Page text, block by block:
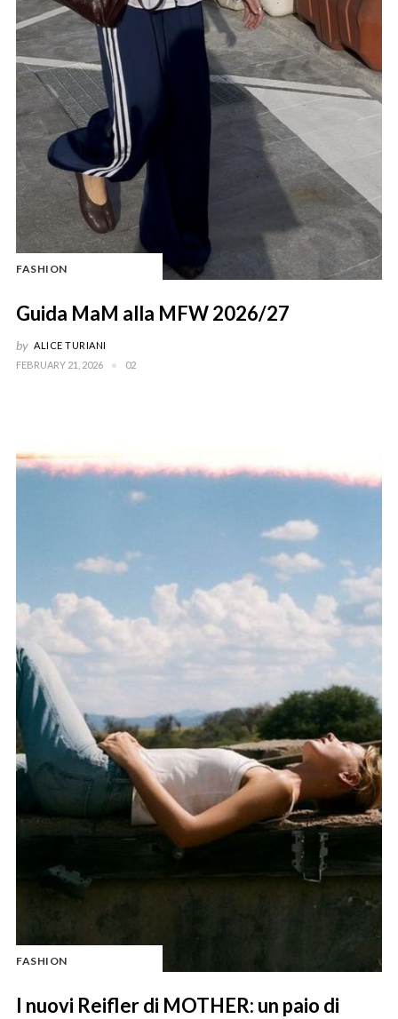
FASHION
Guida MaM alla MFW 2026/27
by ALICE TURIANI
FEBRUARY 21, 2026
02
FASHION
I nuovi Reifler di MOTHER: un paio di